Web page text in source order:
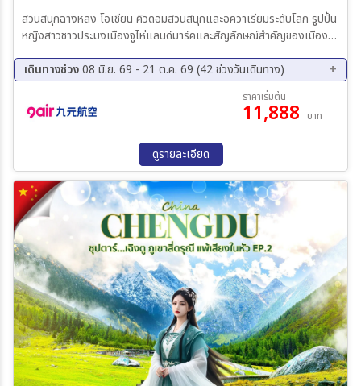
สวนสนุกฉางหลง โอเชียน คิวดอมสวนสนุกและอควาเรียมระดับโลก รูปปั้น
หญิงสาวชาวประมงเมืองจูไห่แลนด์มาร์คและสัญลักษณ์สำคัญของเมืองจู
เดินทางช่วง08 มิ.ย. 69 - 21 ต.ค. 69 (42 ช่วงวันเดินทาง)
09 ส.ค. 69 - 12 ส.ค. 69
10 ส.ค. 69 - 13 ส.ค. 69
13 ส.ค. 69 - 16 ส.ค. 69
16 ส.ค. 69 - 19 ส.ค. 69
20 ส.ค. 69 - 23 ส.ค. 69
23 ส.ค. 69 - 26 ส.ค. 69
24 ส.ค. 69 - 27 ส.ค. 69
27 ส.ค. 69 - 30 ส.ค. 69
29 ส.ค. 69 - 01 ก.ย. 69
30 ส.ค. 69 - 02 ก.ย. 69
31 ส.ค. 69 - 03 ก.ย. 69
03 ก.ย. 69 - 06 ก.ย. 69
05 ก.ย. 69 - 08 ก.ย. 69
06 ก.ย. 69 - 09 ก.ย. 69
07 ก.ย. 69 - 10 ก.ย. 69
10 ก.ย. 69 - 13 ก.ย. 69
12 ก.ย. 69 - 15 ก.ย. 69
13 ก.ย. 69 - 16 ก.ย. 69
14 ก.ย. 69 - 17 ก.ย. 69
17 ก.ย. 69 - 20 ก.ย. 69
19 ก.ย. 69 - 22 ก.ย. 69
20 ก.ย. 69 - 23 ก.ย. 69
21 ก.ย. 69 - 24 ก.ย. 69
24 ก.ย. 69 - 27 ก.ย. 69
26 ก.ย. 69 - 29 ก.ย. 69
27 ก.ย. 69 - 30 ก.ย. 69
28 ก.ย. 69 - 01 ต.ค. 69
01 ต.ค. 69 - 04 ต.ค. 69
03 ต.ค. 69 - 06 ต.ค. 69
04 ต.ค. 69 - 07 ต.ค. 69
ราคาเริ่มต้น
11,888 บาท
ดูรายละเอียด